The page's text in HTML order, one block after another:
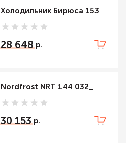
Холодильник Бирюса 153
28 648
Nordfrost NRT 144 032_
30 153